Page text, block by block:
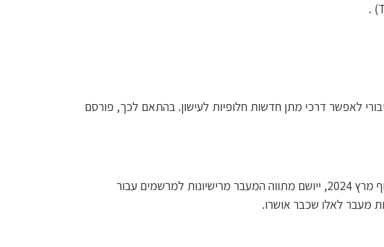
לאפשר דרכי מתן חדשות חלופיות לעישון. בהתאם לכך, פורסם
בהתאם לדיון וועדת הבריאות מיום 5 לדצמבר 2023 וכניסתן לתוקף של תקנות הסמים המסוכנים החל מסוף מרץ 2024, ייושם מתווה המעבר מרישיונות למרשמים עבור
מעבר לאלו שכבר אושרו.